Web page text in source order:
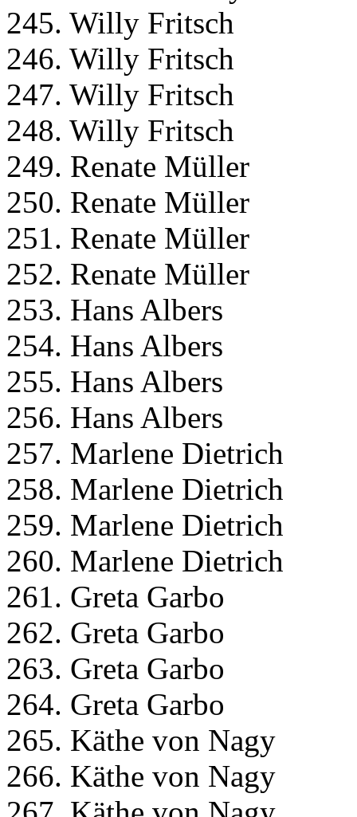
245. Willy Fritsch
246. Willy Fritsch
247. Willy Fritsch
248. Willy Fritsch
249. Renate Müller
250. Renate Müller
251. Renate Müller
252. Renate Müller
253. Hans Albers
254. Hans Albers
255. Hans Albers
256. Hans Albers
257. Marlene Dietrich
258. Marlene Dietrich
259. Marlene Dietrich
260. Marlene Dietrich
261. Greta Garbo
262. Greta Garbo
263. Greta Garbo
264. Greta Garbo
265. Käthe von Nagy
266. Käthe von Nagy